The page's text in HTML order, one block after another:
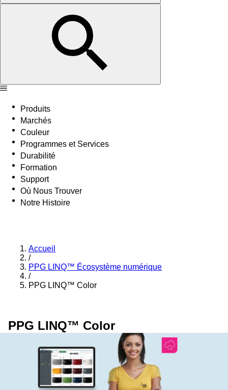
Produits
Marchés
Couleur
Programmes et Services
Durabilité
Formation
Support
Où Nous Trouver
Notre Histoire
Accueil
/
PPG LINQ™ Écosystème numérique
/
PPG LINQ™ Color
PPG LINQ™ Color